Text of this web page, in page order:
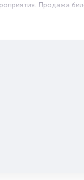
Продажа